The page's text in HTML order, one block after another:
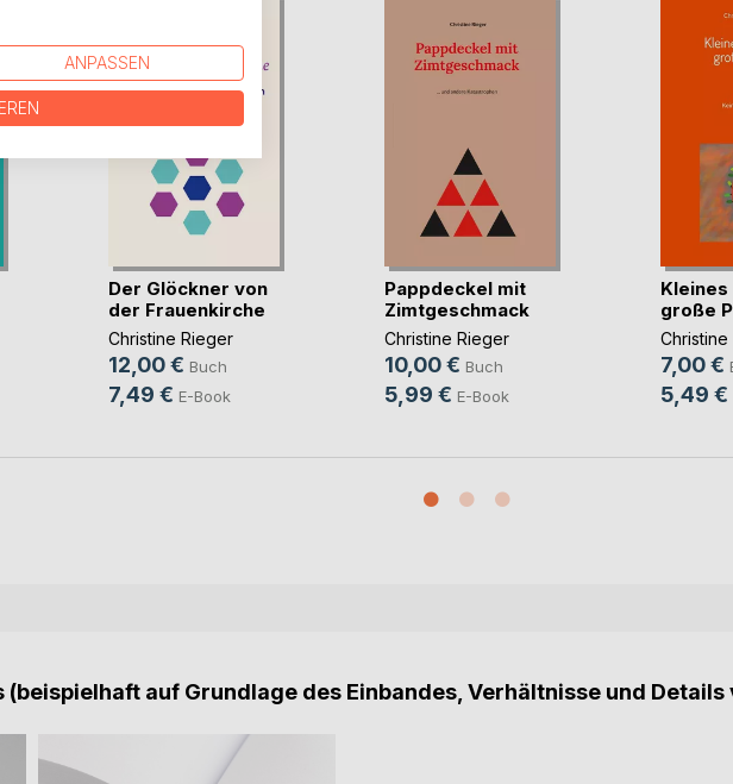
Der Glöckner von
der Frauenkirche
Christine Rieger
12,00 € Buch
7,49 € E-Book
Pappdeckel mit
Zimtgeschmack
Christine Rieger
10,00 € Buch
5,99 € E-Book
große
7,00 €
5,49 €
(beispielhaft auf Grundlage des Einbandes, Verhältnisse und
ANPASSEN